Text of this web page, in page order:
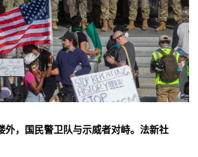
外，国民警卫队与示威者对峙。法新社